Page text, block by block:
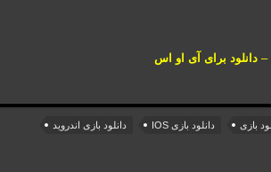
– دانلود برای آی او اس
بازی دانلود بازی IOS
دانلود بازی اندروید